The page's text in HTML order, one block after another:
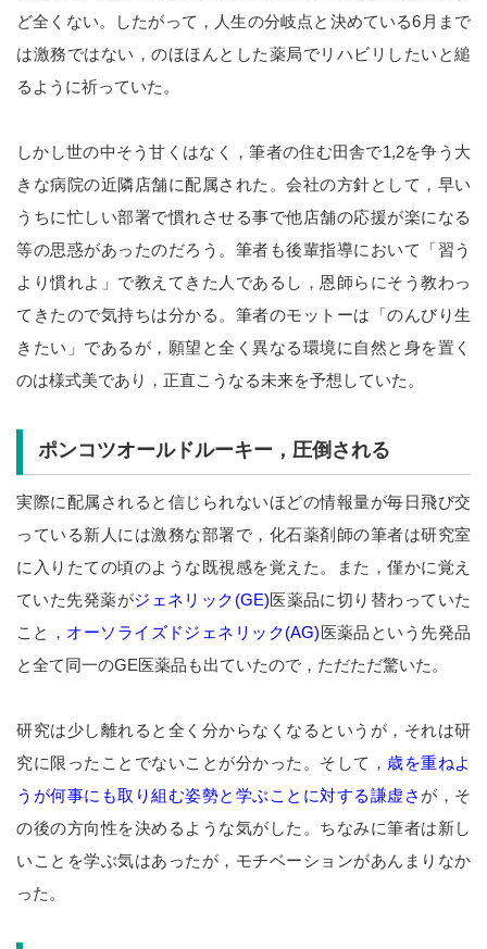
ど全くない。したがって，人生の分岐点と決めている6月まで
は激務ではない，のほほんとした薬局でリハビリしたいと縋
るように祈っていた。
しかし世の中そう甘くはなく，筆者の住む田舎で1,2を争う大
きな病院の近隣店舗に配属された。会社の方針として，早い
うちに忙しい部署で慣れさせる事で他店舗の応援が楽になる
等の思惑があったのだろう。筆者も後輩指導において「習う
より慣れよ」で教えてきた人であるし，恩師らにそう教わっ
てきたので気持ちは分かる。筆者のモットーは「のんびり生
きたい」であるが，願望と全く異なる環境に自然と身を置く
のは様式美であり，正直こうなる未来を予想していた。
ポンコツオールドルーキー，圧倒される
実際に配属されると信じられないほどの情報量が毎日飛び交
っている新人には激務な部署で，化石薬剤師の筆者は研究室
に入りたての頃のような既視感を覚えた。また，僅かに覚え
ていた先発薬がジェネリック(GE)医薬品に切り替わっていた
こと， オーソライズドジェネリック(AG)医薬品という先発品
と全て同一のGE医薬品も出ていたので，ただただ驚いた。
研究は少し離れると全く分からなくなるというが，それは研
究に限ったことでないことが分かった。そして， 歳を重ねよ
うが何事にも取り組む姿勢と学ぶことに対する謙虚さ が，そ
の後の方向性を決めるような気がした。ちなみに筆者は新し
いことを学ぶ気はあったが，モチベーションがあんまりなか
った。